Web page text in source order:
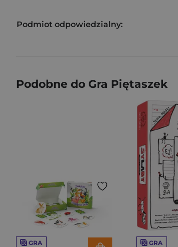
Podmiot odpowiedzialny:
Podobne do Gra Piętaszek
GRA GRA